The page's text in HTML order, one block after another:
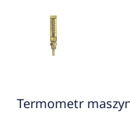
Termometr